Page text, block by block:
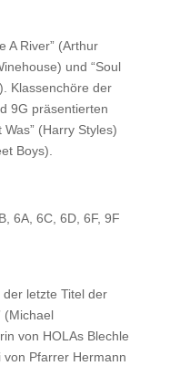
A River” (Arthur
und “Soul
Klassenchöre der
9G präsentierten
Was” (Harry Styles)
Boys).
6A, 6C, 6D, 6F, 9F
letzte Titel der
(Michael
von HOLAs Blechle
Pfarrer Hermann